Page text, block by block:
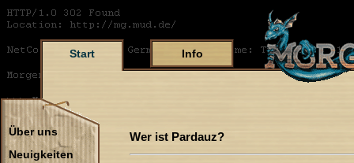
Start Info
Über uns
Neuigkeiten
Wer ist Pardauz?